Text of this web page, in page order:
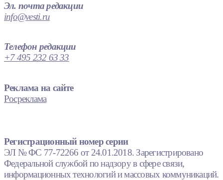
Эл. почта редакции
info@vesti.ru
Телефон редакции
+7 495 232 63 33
Реклама на сайте
Росреклама
Регистрационный номер серии
ЭЛ № ФС 77-72266 от 24.01.2018. Зарегистрировано
Федеральной службой по надзору в сфере связи,
информационных технологий и массовых коммуникаций.